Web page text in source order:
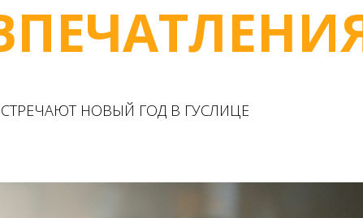
НОВЫЙ ГОД В ГУСЛИЦЕ